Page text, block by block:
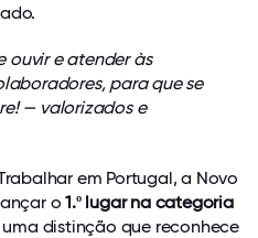
ouvir e atender às
para que se
— valorizados e
em Portugal, a Novo
o1.º lugar na categoria
distinção que reconhece